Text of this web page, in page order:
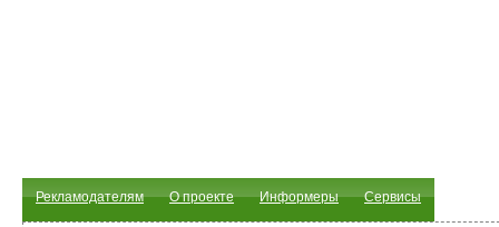
Рекламодателям О проекте Информеры Сервисы